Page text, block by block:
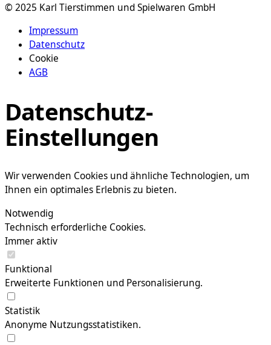
© 2025 Karl Tierstimmen und Spielwaren GmbH
Impressum
Datenschutz
Cookie
AGB
Datenschutz-
Einstellungen
Wir verwenden Cookies und ähnliche Technologien, um
Ihnen ein optimales Erlebnis zu bieten.
Notwendig
Technisch erforderliche Cookies.
Immer aktiv
Funktional
Erweiterte Funktionen und Personalisierung.
Statistik
Anonyme Nutzungsstatistiken.